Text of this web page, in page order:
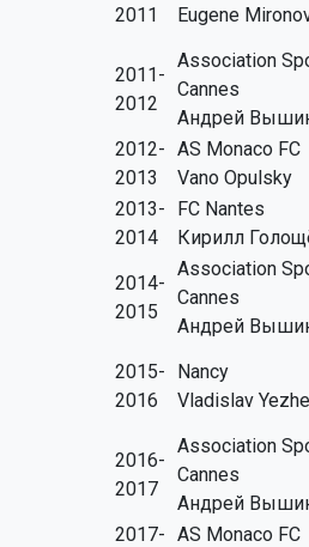
2011
Eugene
2011-
2012
Association
Cannes
Андрей
2012-
2013
AS Monaco FC
Vano Opulsky
2013-
2014
FC Nantes
Кирилл
2014-
2015
Association
Cannes
Андрей
2015-
2016
Nancy
Vladislav
2016-
2017
Association
Cannes
Андрей
2017- AS Monaco FC